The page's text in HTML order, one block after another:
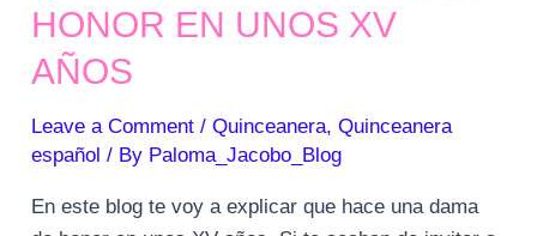
HONOR EN UNOS XV
AÑOS
Leave a Comment /Quinceanera,Quinceanera
español / By Paloma_Jacobo_Blog
En este blog te voy a explicar que hace una dama